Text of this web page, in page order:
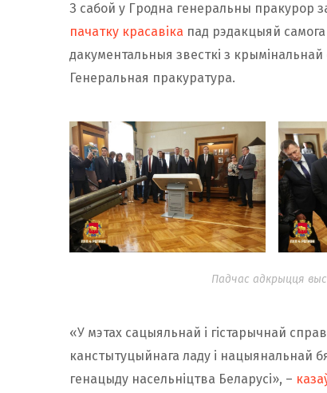
З сабой у Гродна генеральны пракурор
пачатку красавіка пад рэдакцыяй
дакументальныя звесткі з
Генеральная пракуратура.
Падчас адкрыцця
«У мэтах сацыяльнай і гістарычнай
канстытуцыйнага ладу і нацыянальнай
генацыду насельніцтва Беларусі», –